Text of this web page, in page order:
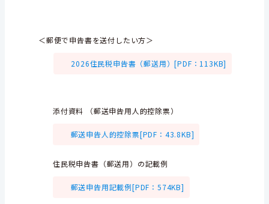
＜郵便で申告書を送付したい方＞
2026住民税申告書（郵送用）[PDF：113KB]
添付資料 （郵送申告用人的控除票）
郵送申告人的控除票[PDF：43.8KB]
住民税申告書（郵送用）の記載例
郵送申告用記載例[PDF：574KB]